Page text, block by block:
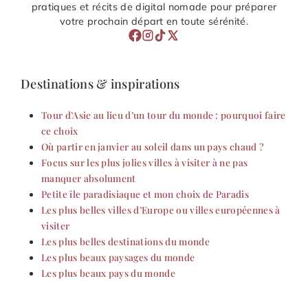
pratiques et récits de digital nomade pour préparer
votre prochain départ en toute sérénité.
Destinations & inspirations
Tour d’Asie au lieu d’un tour du monde : pourquoi faire
ce choix
Où partir en janvier au soleil dans un pays chaud ?
Focus sur les plus jolies villes à visiter à ne pas
manquer absolument
Petite île paradisiaque et mon choix de Paradis
Les plus belles villes d’Europe ou villes européennes à
visiter
Les plus belles destinations du monde
Les plus beaux paysages du monde
Les plus beaux pays du monde